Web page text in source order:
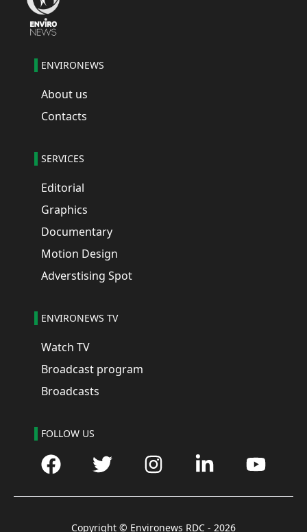
ENVIRONEWS
About us
Contacts
SERVICES
Editorial
Graphics
Documentary
Motion Design
Adverstising Spot
ENVIRONEWS TV
Watch TV
Broadcast program
Broadcasts
FOLLOW US
Copyright © Environews RDC - 2026